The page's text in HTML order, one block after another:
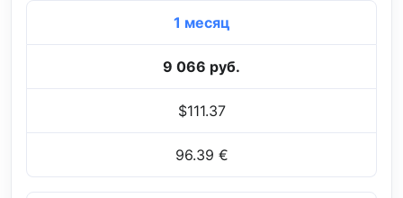
1 месяц
9 066 руб.
$111.37
96.39 €